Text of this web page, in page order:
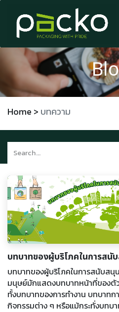
Skip to Content
Home > บทความ
บทบาทของผู้บริโภคในการส
บทบาทของผู้บริโภคในการสนับส
มนุษย์มักแสดงบทบาทหน้าที่ของตั
ทั้งบทบาทของการทำงาน บทบาทก
กิจกรรมต่าง ๆ หรือแม้กระทั่งบทบา